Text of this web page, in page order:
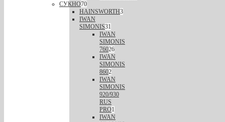
СУКНО70
HAINSWORTH3
IWAN
SIMONIS31
IWAN
SIMONIS
76026
IWAN
SIMONIS
8602
IWAN
SIMONIS
920/930
RUS
PRO1
IWAN